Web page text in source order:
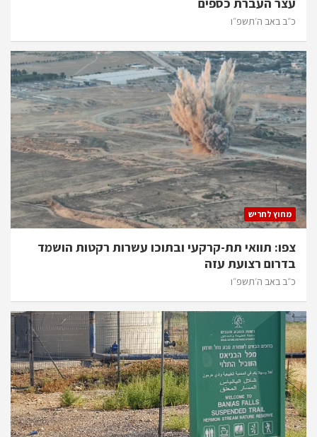
עצר העברת כספים
כ״ב באב ה׳תשפ״ו
מחוץ לחריש
צפו: תוואי תת-קרקעי ובתוכו עשרות רקטות הושמד
בדרום רצועת עזה
כ״ב באב ה׳תשפ״ו